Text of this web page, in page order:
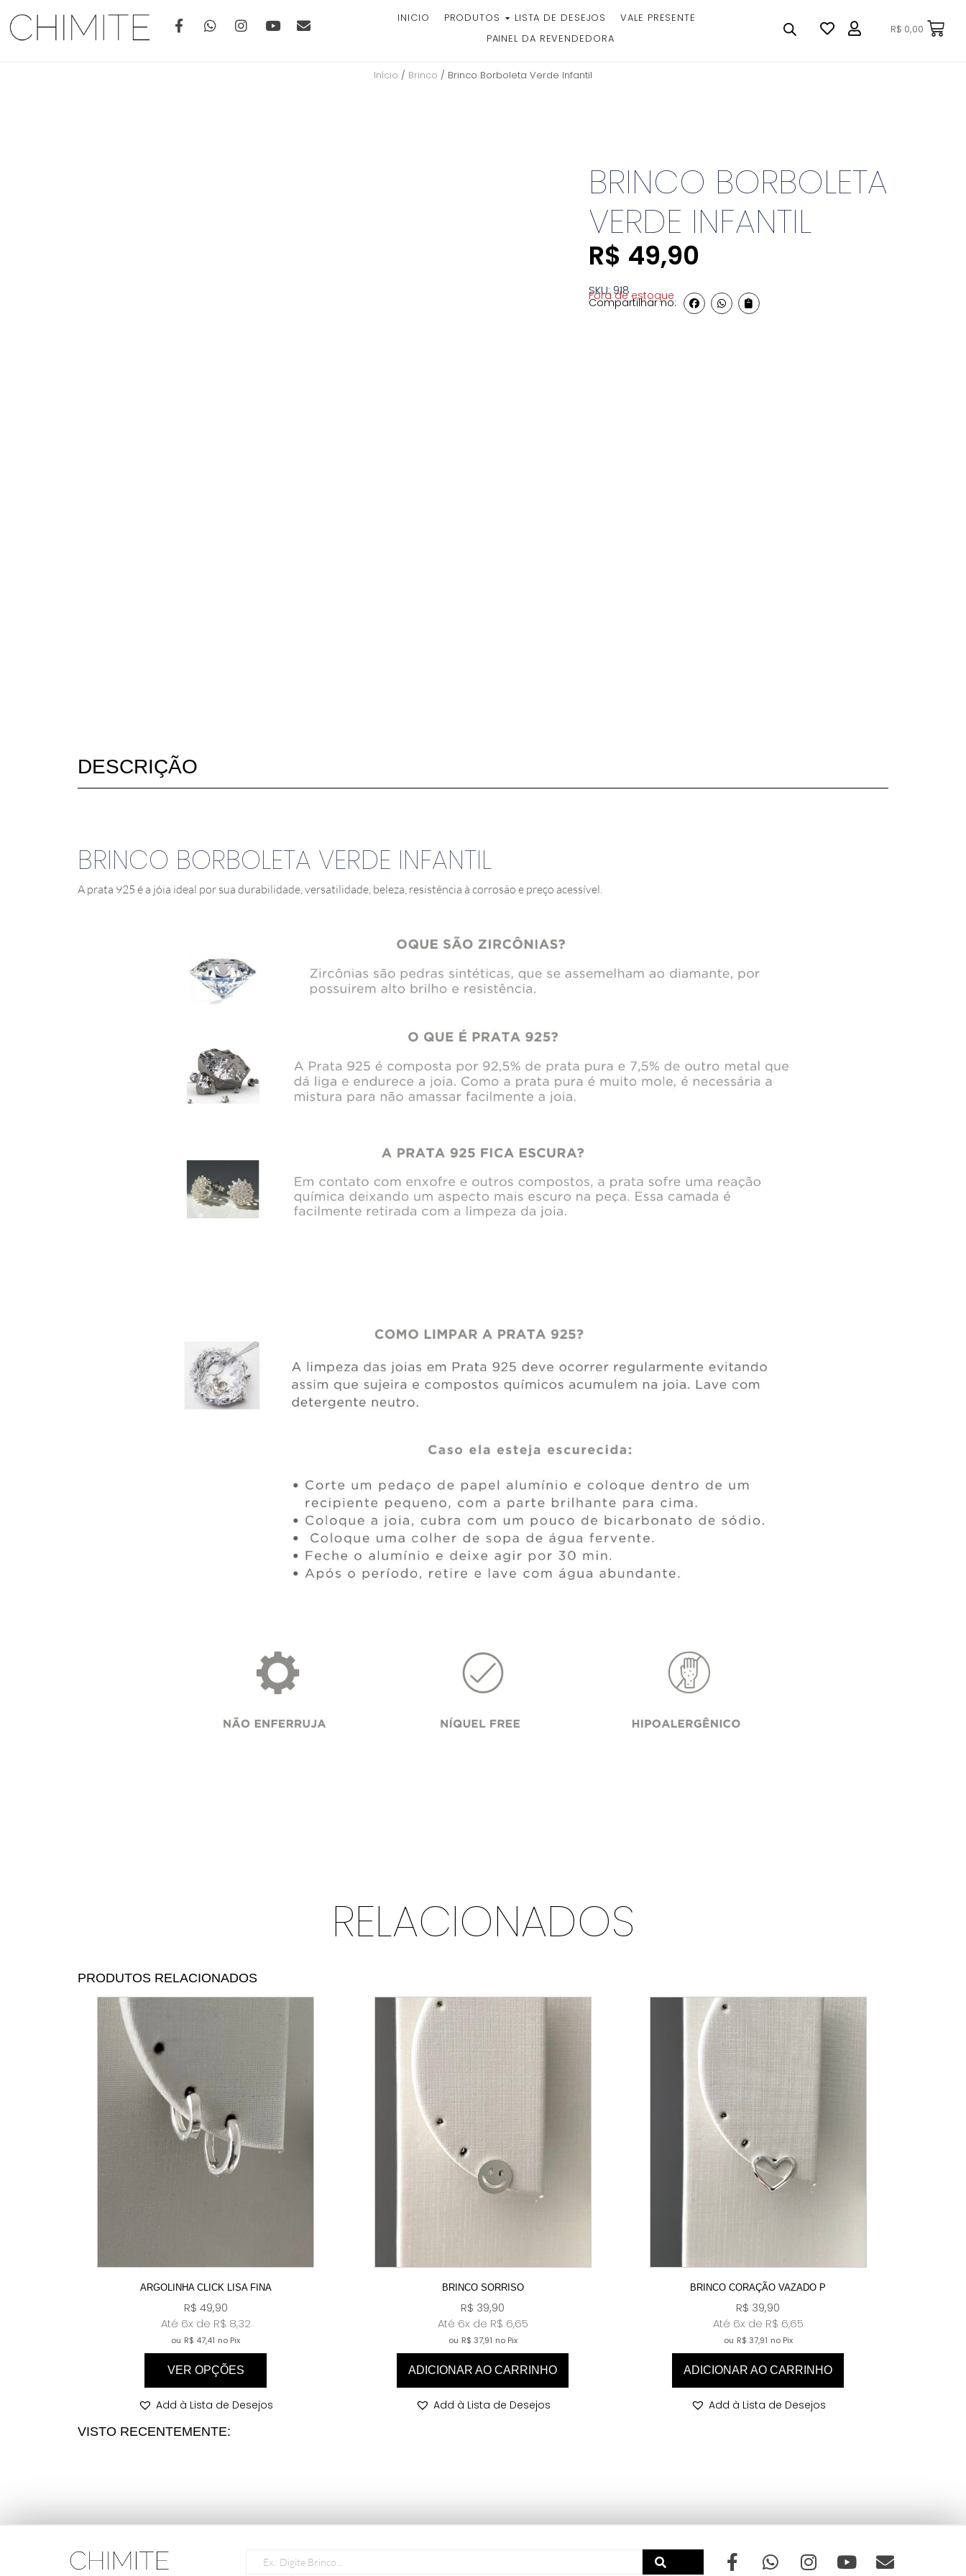
INICIO PRODUTOS LISTA DE DESEJOS
VALE PRESENTE
PAINEL DA REVENDEDORA
R$ 0,00
Início / Brinco / Brinco Borboleta Verde Infantil
BRINCO BORBOLETA
VERDE INFANTIL
R$ 49,90
SKU: 918
Fora de estoque
Compartilhar no:
DESCRIÇÃO
BRINCO BORBOLETA VERDE INFANTIL
A prata 925 é a jóia ideal por sua durabilidade, versatilidade, beleza, resistência à corrosão e preço acessível.
RELACIONADOS
PRODUTOS RELACIONADOS
ARGOLINHA CLICK LISA FINA
R$ 49,90
Até 6x de R$ 8,32
ou R$ 47,41 no Pix
VER OPÇÕES
Add à Lista de Desejos
BRINCO SORRISO
R$ 39,90
Até 6x de R$ 6,65
ou R$ 37,91 no Pix
ADICIONAR AO CARRINHO
Add à Lista de Desejos
BRINCO CORAÇÃO VAZADO P
R$ 39,90
Até 6x de R$ 6,65
ou R$ 37,91 no Pix
ADICIONAR AO CARRINHO
Add à Lista de Desejos
VISTO RECENTEMENTE: